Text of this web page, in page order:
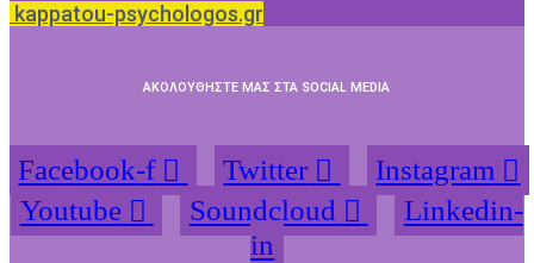
kappatou-psychologos.gr
ΑΚΟΛΟΥΘΗΣΤΕ ΜΑΣ ΣΤΑ SOCIAL MEDIA
Facebook-f Twitter
Instagram
Youtube
Soundcloud
Linkedin-
in